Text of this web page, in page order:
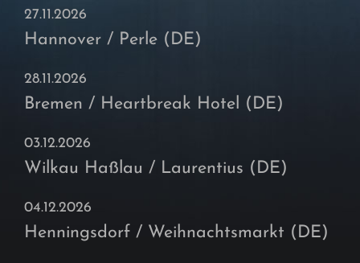
27.11.2026
Hannover / Perle (DE)
28.11.2026
Bremen / Heartbreak Hotel (DE)
03.12.2026
Wilkau Haßlau / Laurentius (DE)
04.12.2026
Henningsdorf / Weihnachtsmarkt (DE)